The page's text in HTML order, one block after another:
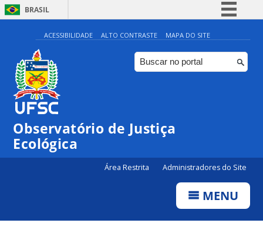
BRASIL
Simplifique!
Comunica BR
Participe
Canais
ACESSIBILIDADE ALTO CONTRASTE MAPA DO SITE
Observatório de Justiça
Ecológica
Área Restrita Administradores do Site
MENU